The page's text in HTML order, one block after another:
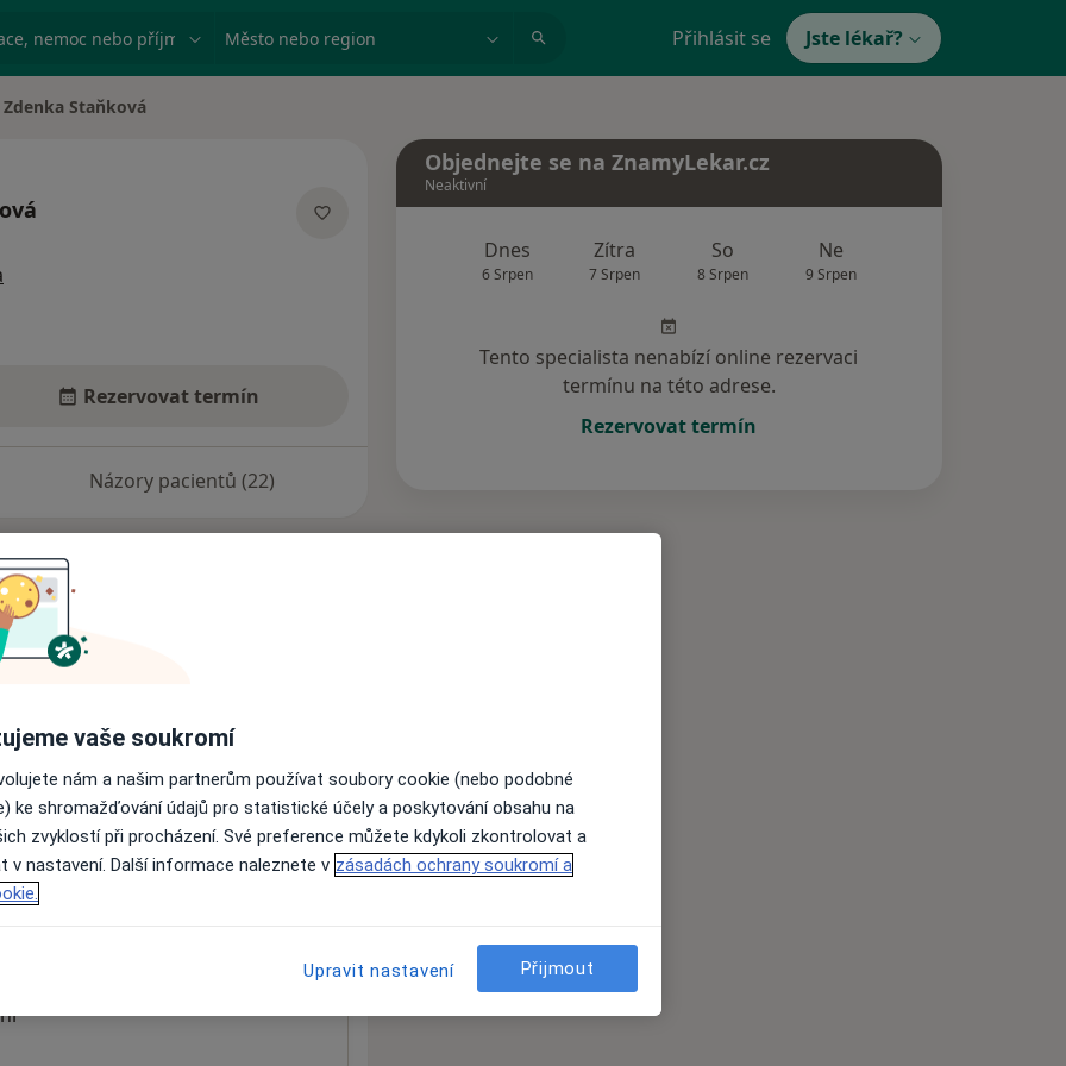
nemoc nebo příjmení Město nebo region Přihlásit se Jste lékař?
města
Zdenka Staňková
Rezervovat termín
Názory pacientů (22)
nejsou k dispozici
informace o svých službách.
Objednejte se na ZnamyLekar.cz
Neaktivní
Dnes
6 Srpen
Zítra
7 Srpen
So
8 Srpen
Ne
9 Srpen
Tento specialista nenabízí online rezervaci
termínu na této adrese.
Rezervovat termín
vaše soukromí
nám a našim partnerům používat soubory cookie (nebo podobné
ke shromažďování údajů pro statistické účely a poskytování obsahu na
zvyklostí při procházení. Své preference můžete kdykoli zkontrolovat a
v nastavení. Další informace naleznete v zásadách ochrany soukromí a
Upravit nastavení Přijmout